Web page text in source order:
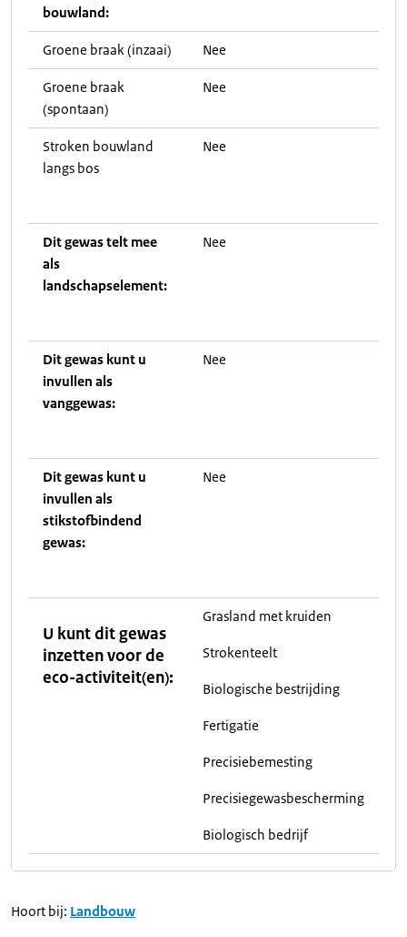
bouwland:
Groene braak (inzaai) Nee
Groene braak
(spontaan)
Nee
Stroken bouwland
langs bos
Nee
Dit gewas telt mee
als
landschapselement:
Nee
Dit gewas kunt u
invullen als
vanggewas:
Nee
Dit gewas kunt u
invullen als
stikstofbindend
gewas:
Nee
U kunt dit gewas
inzetten voor de
eco-activiteit(en):
Grasland met kruiden
Strokenteelt
Biologische bestrijding
Fertigatie
Precisiebemesting
Precisiegewasbescherming
Biologisch bedrijf
Hoort bij: Landbouw